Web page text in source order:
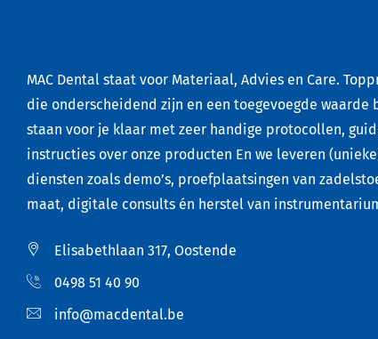
MAC Dental staat voor Materiaal, Advies en Care.
die onderscheidend zijn en een toegevoegde waarde
staan voor je klaar met zeer handige protocollen,
instructies over onze producten En we leveren
diensten zoals demo’s, proefplaatsingen van
maat, digitale consults én herstel van
Elisabethlaan 317, Oostende
0498 51 40 90
info@macdental.be